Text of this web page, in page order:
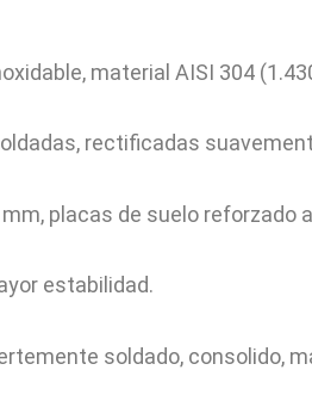
material AISI 304
rectificadas
placas de suelo reforzado
estabilidad.
soldado, consolido,